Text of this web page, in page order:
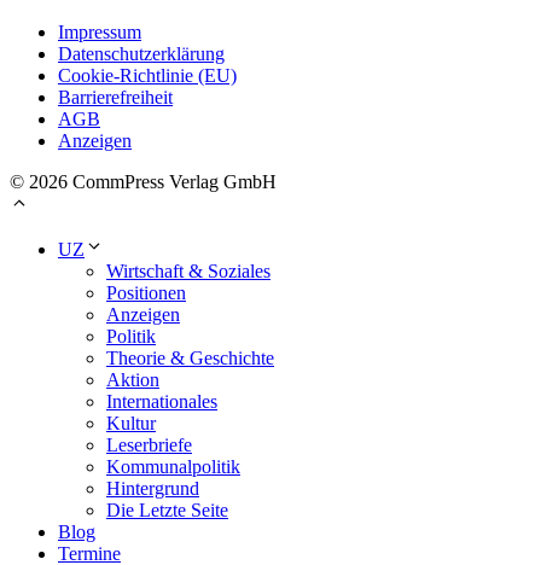
Impressum
Datenschutzerklärung
Cookie-Richtlinie (EU)
Barrierefreiheit
AGB
Anzeigen
© 2026 CommPress Verlag GmbH
UZ
Wirtschaft & Soziales
Positionen
Anzeigen
Politik
Theorie & Geschichte
Aktion
Internationales
Kultur
Leserbriefe
Kommunalpolitik
Hintergrund
Die Letzte Seite
Blog
Termine